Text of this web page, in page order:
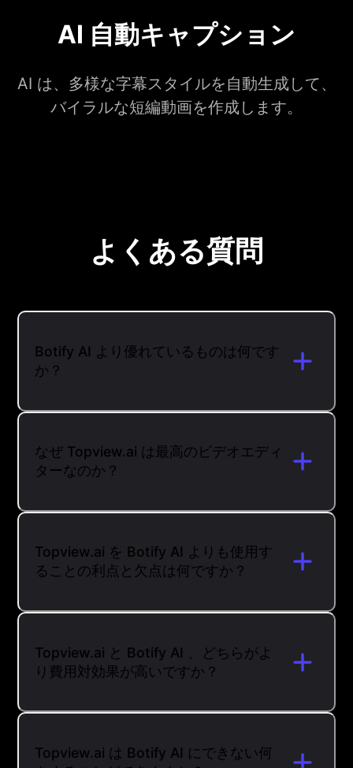
AI 自動キャプション
AI は、多様な字幕スタイルを自動生成して、
バイラルな短編動画を作成します。
よくある質問
Botify AI より優れているものは何です
か？
なぜ Topview.ai は最高のビデオエディ
ターなのか？
Topview.ai を Botify AI よりも使用す
ることの利点と欠点は何ですか？
Topview.ai と Botify AI 、どちらがよ
り費用対効果が高いですか？
Topview.ai は Botify AI にできない何